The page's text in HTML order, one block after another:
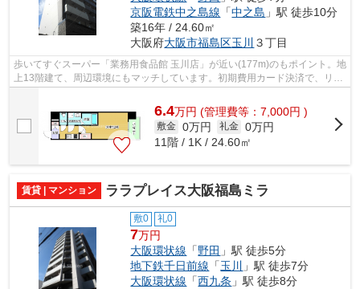
京阪電鉄中之島線 「中之島 」駅 徒歩10分
築16年 / 24.60㎡
大阪府大阪市福島区玉川 ３丁目
歩いてすぐスーパー「業務用食品館 玉川店」が近い(177m)のもポイント。地
上13階建て、周辺環境にもマッチしています。初期費用カード決済で、リボ
6.4万円 (管理費等：7,000円 )
敷金 0万円 礼金 0万円
11階 / 1K / 24.60㎡
賃貸 | マンション ララプレイス大阪福島ミラ
敷0 礼0
7万円
大阪環状線 「野田 」駅 徒歩5分
地下鉄千日前線 「玉川
」駅 徒歩7分
大阪環状線 「西九条 」駅 徒歩8分